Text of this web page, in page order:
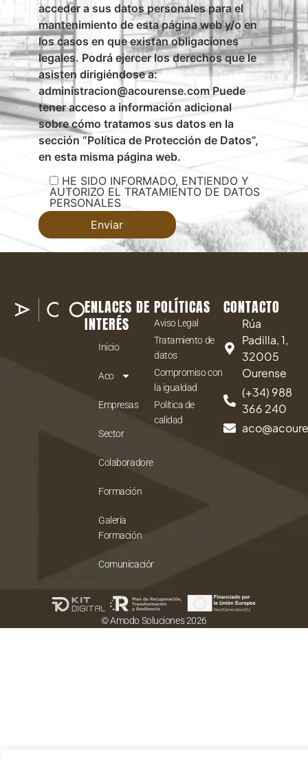
acceder a sus datos personales para el
mantenimiento de esta página web y/o en
los casos en que existan obligaciones
legales. Podrá ejercer los derechos que le
asisten dirigiéndose a:
administracion@acourense.com Puede
tener acceso a información adicional
sobre cómo tratamos sus datos en la
sección “Política de Protección de Datos”,
en esta misma página web.
HE SIDO INFORMADO, ENTIENDO Y
AUTORIZO EL TRATAMIENTO DE DATOS
PERSONALES
ENLACES DE
INTERÉS
Inicio
Aco
Empresas
Sector
Colaboradores
Formación
Galería
Formación
Comunicación
POLÍTICAS
Aviso Legal
Tratamiento de
datos
Compromiso con
la igualdad
Política de
calidad
CONTACTO
Rúa
Padilla, 1,
32005
Ourense
(+34) 988
366 240
© Amodo Soluciones 2026